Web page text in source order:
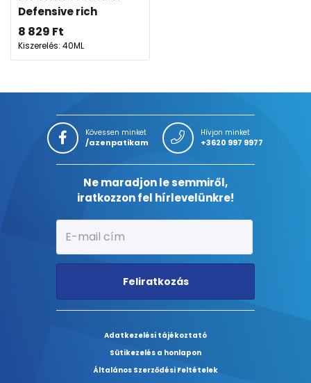
Defensive rich
8 829 Ft
Kiszerelés: 40ML
Kövessen minket
/azenpatikam
Hívjon minket
+3620 997 9977
Ne maradjon le semmiről,
iratkozzon fel hírlevelünkre!
Feliratkozás
Adatkezelési tájékoztató
Sütikezelés a honlapon
Általános Szerződési Feltételek